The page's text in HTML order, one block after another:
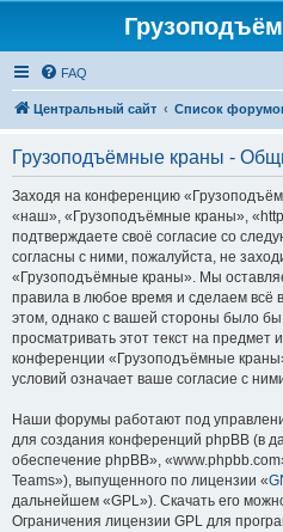
FAQ
Центральный сайт Список
Грузоподъёмные краны -
Заходя на конференцию
«наш», «Грузоподъёмные краны»,
подтверждаете своё согласие со
согласны с ними, пожалуйста, не
«Грузоподъёмные краны». Мы
правила в любое время и сделаем всё
этом, однако с вашей стороны было
просматривать этот текст на предмет
конференции «Грузоподъёмные
условий означает ваше согласие с
Наши форумы работают под
для создания конференций phpBB (в
обеспечение phpBB»,
Teams»), выпущенного по лицензии «
дальнейшем «GPL»). Скачать его
Ограничения лицензии GPL для